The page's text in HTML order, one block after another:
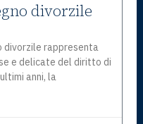
divorzile
divorzile rappresenta
e delicate del diritto di
anni, la